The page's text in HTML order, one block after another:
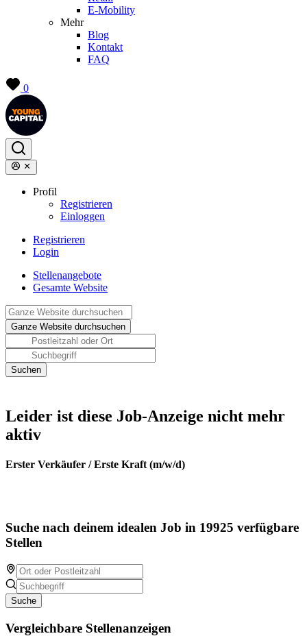
E-Mobility
Mehr
Blog
Kontakt
FAQ
0
Profil
Registrieren
Einloggen
Registrieren
Login
Stellenangebote
Gesamte Website
Leider ist diese Job-Anzeige nicht mehr
aktiv
Erster Verkäufer / Erste Kraft (m/w/d)
Suche nach deinem idealen Job in 19925 verfügbare
Stellen
Suche
Vergleichbare Stellenanzeigen